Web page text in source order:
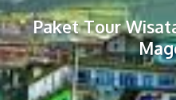
Paket Tour